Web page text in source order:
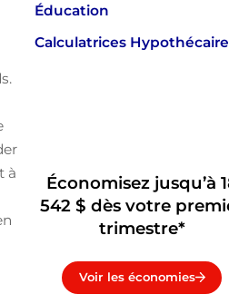
à
Éducation
Calculatrices
Économisez jusqu’à
542 $ dès votre
trimestre*
Voir les économies